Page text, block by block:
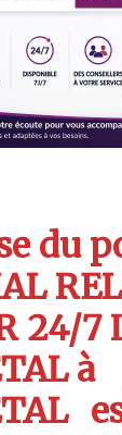
du
24/7
à